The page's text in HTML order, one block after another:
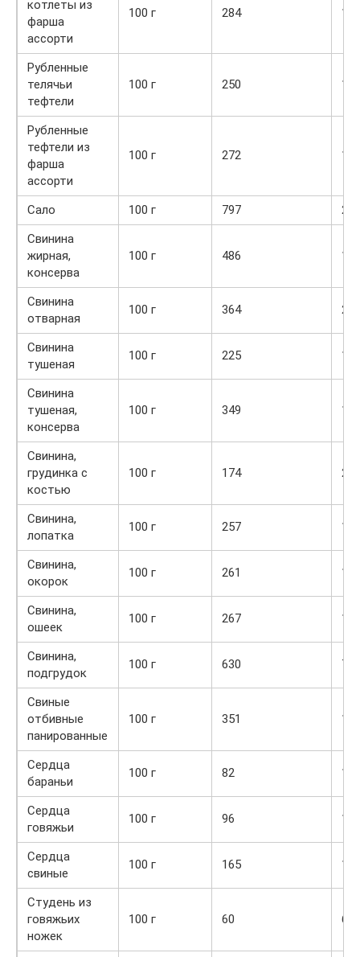
котлеты из
фарша
ассорти
100 г 284
Рубленные
телячьи
тефтели
100 г 250
Рубленные
тефтели из
фарша
ассорти
100 г 272
Сало 100 г 797
2,4
Свинина
жирная,
консерва
100 г 486
Свинина
отварная
100 г 364
Свинина
тушеная
100 г 225
Свинина
тушеная,
консерва
100 г 349
Свинина,
грудинка с
костью
100 г 174
Свинина,
лопатка
100 г 257
Свинина,
окорок
100 г 261
Свинина,
ошеек
100 г 267
Свинина,
подгрудок
100 г 630 7,4
Свиные
отбивные
панированные
100 г 351
Сердца
бараньи
100 г 82
Сердца
говяжьи
100 г 96
Сердца
свиные
100 г 165
Студень из
говяжьих
ножек
100 г 60 6,0